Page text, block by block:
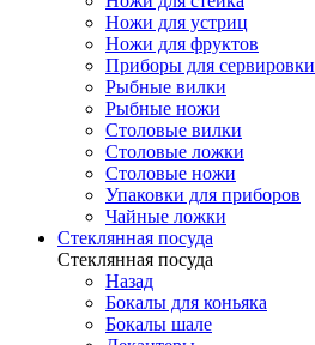
Ножи для устриц
Ножи для фруктов
Приборы для сервировки
Рыбные вилки
Рыбные ножи
Столовые вилки
Столовые ложки
Столовые ножи
Упаковки для приборов
Чайные ложки
Стеклянная посуда
Стеклянная посуда
Назад
Бокалы для коньяка
Бокалы шале